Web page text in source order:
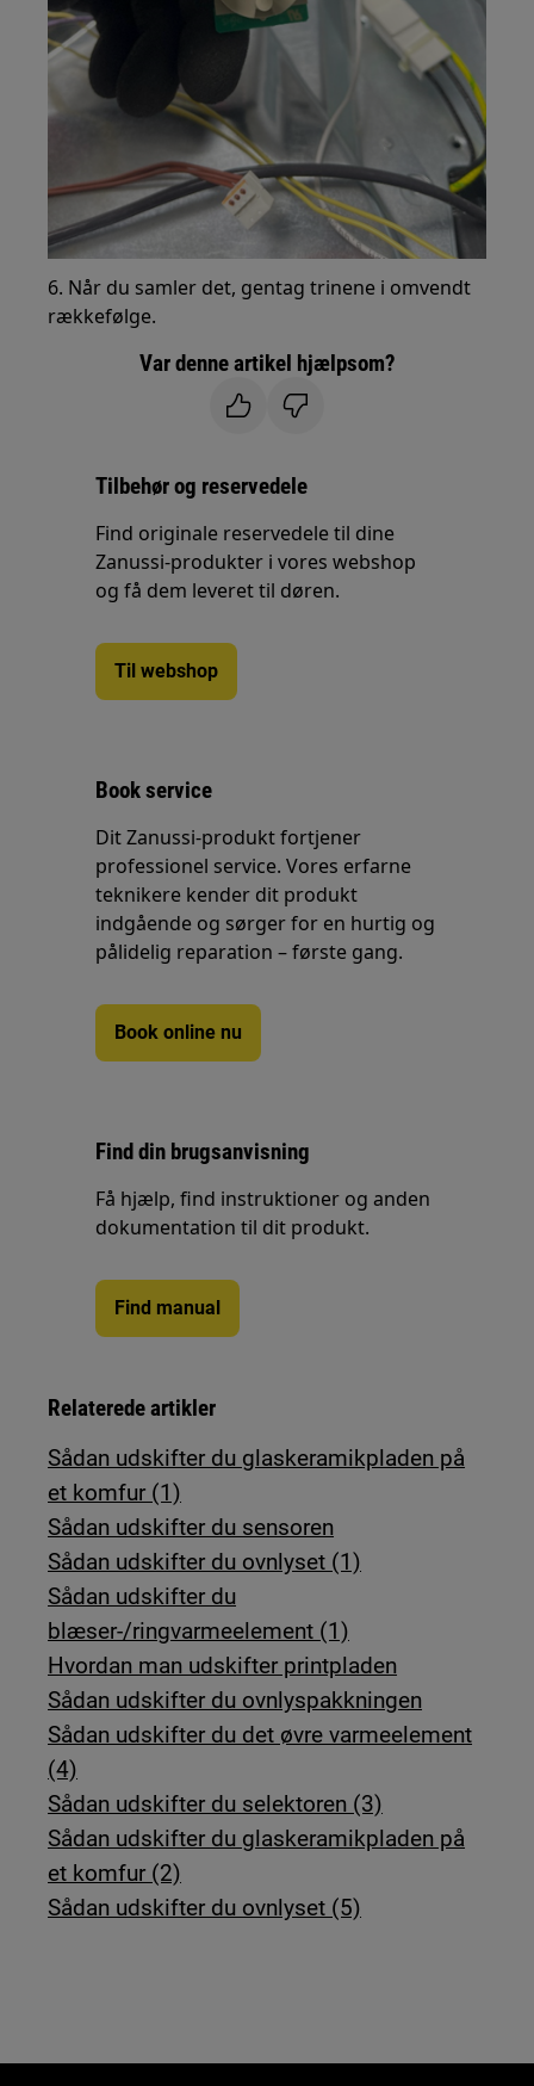
6. Når du samler det, gentag trinene i omvendt
rækkefølge.
Var denne artikel hjælpsom?
Tilbehør og reservedele
Find originale reservedele til dine
Zanussi-produkter i vores webshop
og få dem leveret til døren.
Til webshop
Book service
Dit Zanussi-produkt fortjener
professionel service. Vores erfarne
teknikere kender dit produkt
indgående og sørger for en hurtig og
pålidelig reparation – første gang.
Book online nu
Find din brugsanvisning
Få hjælp, find instruktioner og anden
dokumentation til dit produkt.
Find manual
Relaterede artikler
Sådan udskifter du glaskeramikpladen på
et komfur (1)
Sådan udskifter du sensoren
Sådan udskifter du ovnlyset (1)
Sådan udskifter du
blæser-/ringvarmeelement (1)
Hvordan man udskifter printpladen
Sådan udskifter du ovnlyspakkningen
Sådan udskifter du det øvre varmeelement
(4)
Sådan udskifter du selektoren (3)
Sådan udskifter du glaskeramikpladen på
et komfur (2)
Sådan udskifter du ovnlyset (5)